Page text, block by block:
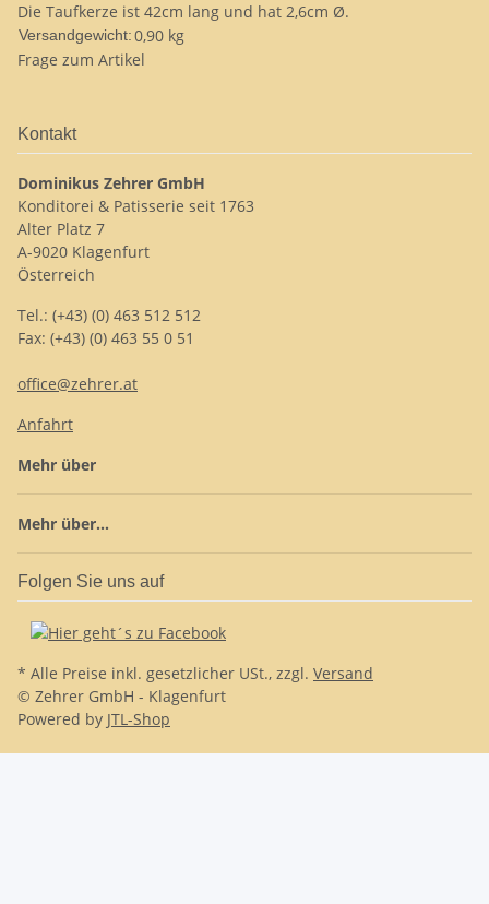
Die Taufkerze ist 42cm lang und hat 2,6cm Ø.
Versandgewicht:0,90 kg
Frage zum Artikel
Kontakt
Dominikus Zehrer GmbH
Konditorei & Patisserie seit 1763
Alter Platz 7
A-9020 Klagenfurt
Österreich
Tel.: (+43) (0) 463 512 512
Fax: (+43) (0) 463 55 0 51
office@zehrer.at
Anfahrt
Mehr über
Mehr über...
Folgen Sie uns auf
* Alle Preise inkl. gesetzlicher USt., zzgl. Versand
© Zehrer GmbH - Klagenfurt
Powered by JTL-Shop